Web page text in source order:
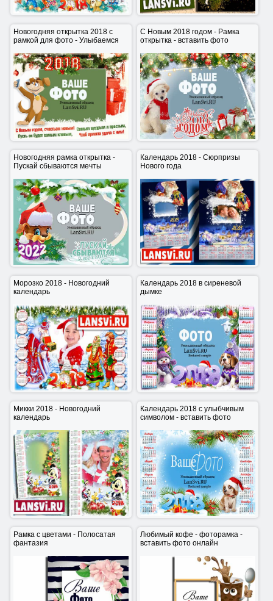
фоторамка
фоторамка - вставить фото
Новогодняя открытка 2018 с
рамкой для фото - Улыбаемся
рамкой для фото - Улыбаемся
С Новым 2018 годом - Рамка
открытка - вставить фото
открытка - вставить фото
Новогодняя рамка открытка -
Пускай сбываются мечты
Пускай сбываются мечты
Календарь 2018 - Сюрпризы
Нового года
Нового года
Морозко 2018 - Новогодний
календарь
календарь
Календарь 2018 в сиреневой
дымке
дымке
Микки 2018 - Новогодний
календарь
календарь
Календарь 2018 с улыбчивым
символом - вставить фото
символом - вставить фото
Рамка с цветами - Полосатая
фантазия
Любимый кофе - фоторамка -
вставить фото онлайн